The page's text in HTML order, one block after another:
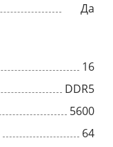
Да
16
DDR5
5600
64